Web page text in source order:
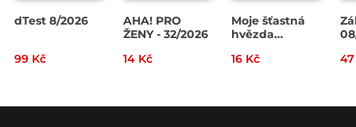
dTest 8/2026
99 Kč
AHA! PRO
ŽENY - 32/2026
14 Kč
Moje šťastná
hvězda
16 Kč